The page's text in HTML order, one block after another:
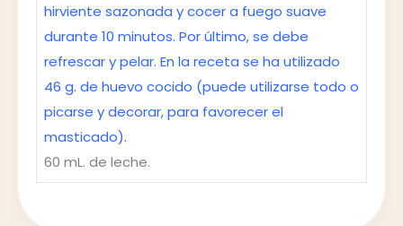
hirviente sazonada y cocer a fuego suave
durante 10 minutos. Por último, se debe
refrescar y pelar. En la receta se ha utilizado
46 g. de huevo cocido (puede utilizarse todo o
picarse y decorar, para favorecer el
masticado).
60 mL. de leche.